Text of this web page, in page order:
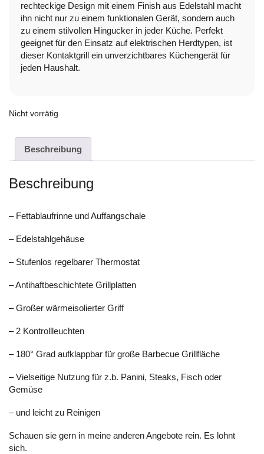
rechteckige Design mit einem Finish aus Edelstahl macht
ihn nicht nur zu einem funktionalen Gerät, sondern auch
zu einem stilvollen Hingucker in jeder Küche. Perfekt
geeignet für den Einsatz auf elektrischen Herdtypen, ist
dieser Kontaktgrill ein unverzichtbares Küchengerät für
jeden Haushalt.
Nicht vorrätig
Beschreibung
Beschreibung
– Fettablaufrinne und Auffangschale
– Edelstahlgehäuse
– Stufenlos regelbarer Thermostat
– Antihaftbeschichtete Grillplatten
– Großer wärmeisolierter Griff
– 2 Kontrollleuchten
– 180° Grad aufklappbar für große Barbecue Grillfläche
– Vielseitige Nutzung für z.b. Panini, Steaks, Fisch oder
Gemüse
– und leicht zu Reinigen
Schauen sie gern in meine anderen Angebote rein. Es lohnt
sich.